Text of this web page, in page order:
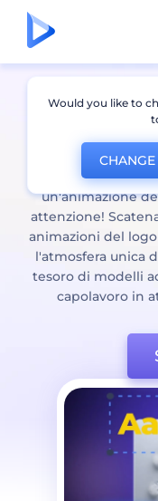
Crea il
logo
Potenzia il tuo
un'animazione
attenzione!
animazioni del
l'atmosfera unica
tesoro di modelli
capolavoro in
Would you like to
CHANGE